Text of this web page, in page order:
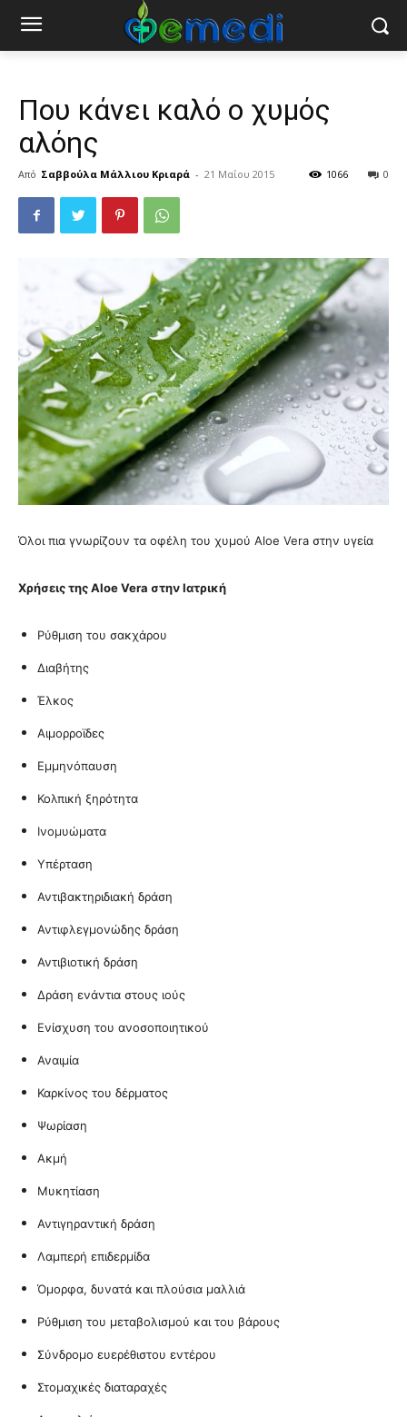
Που κάνει καλό ο χυμός
αλόης
Από Σαββούλα Μάλλιου Κριαρά - 21 Μαΐου 2015 0
1066
Όλοι πια γνωρίζουν τα οφέλη του χυμού Aloe Vera στην υγεία
Χρήσεις της Aloe Vera στην Ιατρική
Ρύθμιση του σακχάρου
Διαβήτης
Έλκος
Αιμορροϊδες
Εμμηνόπαυση
Κολπική ξηρότητα
Ινομυώματα
Υπέρταση
Αντιβακτηριδιακή δράση
Αντιφλεγμονώδης δράση
Αντιβιοτική δράση
Δράση ενάντια στους ιούς
Ενίσχυση του ανοσοποιητικού
Αναιμία
Καρκίνος του δέρματος
Ψωρίαση
Ακμή
Μυκητίαση
Αντιγηραντική δράση
Λαμπερή επιδερμίδα
Όμορφα, δυνατά και πλούσια μαλλιά
Ρύθμιση του μεταβολισμού και του βάρους
Σύνδρομο ευερέθιστου εντέρου
Στομαχικές διαταραχές